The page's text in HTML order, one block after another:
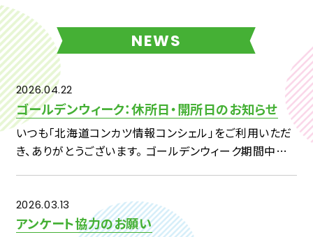
NEWS
2026.04.22
ゴールデンウィーク：休所日・開所日のお知らせ
いつも「北海道コンカツ情報コンシェル」をご利用いただ
き、ありがとうございます。 ゴールデンウィーク期間中の
[…]
2026.03.13
アンケート協力のお願い